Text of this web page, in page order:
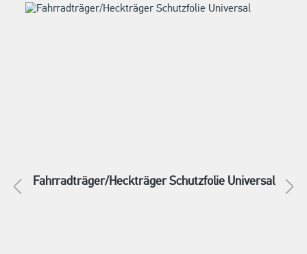
Fahrradträger/Heckträger Schutzfolie Universal